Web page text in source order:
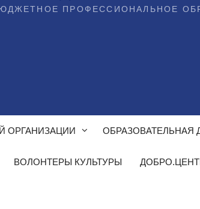
ПРОФЕССИОНАЛЬНОЕ
ОРГАНИЗАЦИИ ОБРАЗОВАТЕЛЬНАЯ
ВОЛОНТЕРЫ КУЛЬТУРЫ